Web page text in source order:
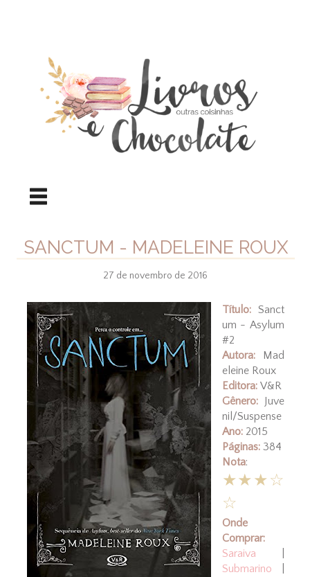
SANCTUM - MADELEINE ROUX
27 de novembro de 2016
Título:Sanct
um - Asylum
#2
Autora:Mad
eleine Roux
Editora:V&R
Gênero:Juve
nil/Suspense
Ano:2015
Páginas:384
Nota:
★★★☆
☆
Onde
Comprar:
Saraiva
Submarino